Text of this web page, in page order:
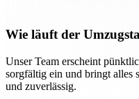
Wie läuft der
Unser Team erscheint
sorgfältig ein und bringt alles
und zuverlässig.